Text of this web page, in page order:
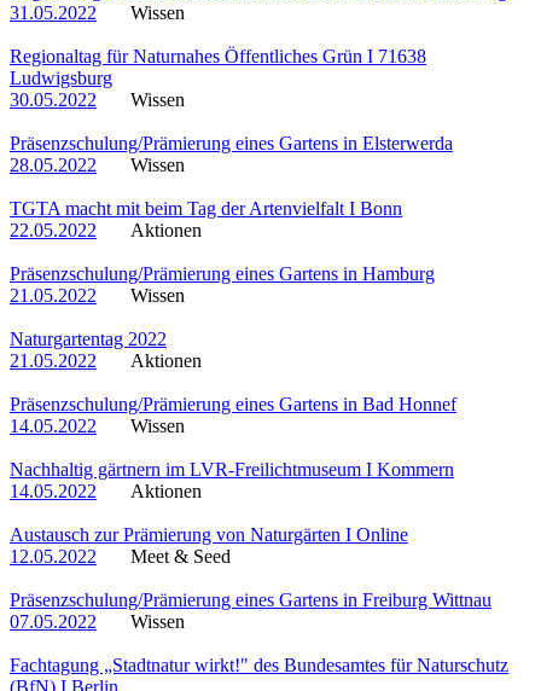
31.05.2022
Wissen
Regionaltag für Naturnahes Öffentliches Grün I 71638
Ludwigsburg
30.05.2022
Wissen
Präsenzschulung/Prämierung eines Gartens in Elsterwerda
28.05.2022
Wissen
TGTA macht mit beim Tag der Artenvielfalt I Bonn
22.05.2022
Aktionen
Präsenzschulung/Prämierung eines Gartens in Hamburg
21.05.2022
Wissen
Naturgartentag 2022
21.05.2022
Aktionen
Präsenzschulung/Prämierung eines Gartens in Bad Honnef
14.05.2022
Wissen
Nachhaltig gärtnern im LVR-Freilichtmuseum I Kommern
14.05.2022
Aktionen
Austausch zur Prämierung von Naturgärten I Online
12.05.2022
Meet & Seed
Präsenzschulung/Prämierung eines Gartens in Freiburg Wittnau
07.05.2022
Wissen
Fachtagung „Stadtnatur wirkt!" des Bundesamtes für Naturschutz
(BfN) I Berlin